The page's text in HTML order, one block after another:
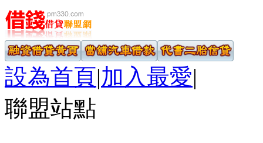
設為首頁|加入最愛|
聯盟站點